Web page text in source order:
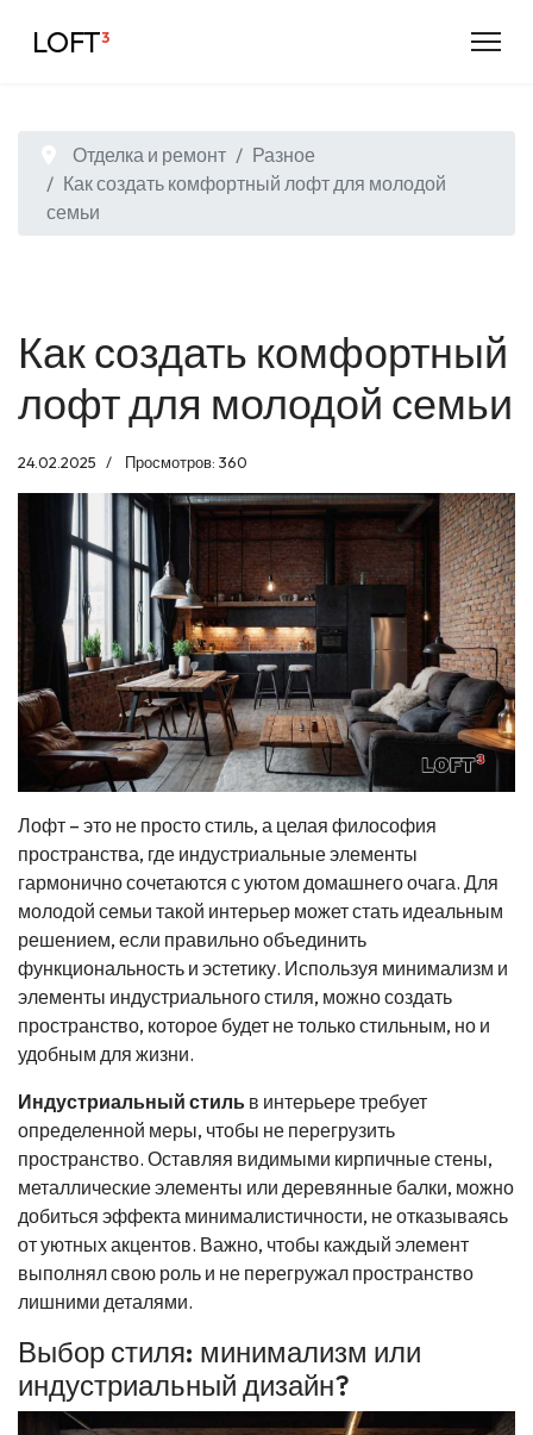
LOFT³
Отделка и ремонт
Разное
Как создать комфортный лофт для молодой
семьи
Как создать комфортный
лофт для молодой семьи
24.02.2025 Просмотров: 360
Лофт – это не просто стиль, а целая философия
пространства, где индустриальные элементы
гармонично сочетаются с уютом домашнего очага. Для
молодой семьи такой интерьер может стать идеальным
решением, если правильно объединить
функциональность и эстетику. Используя минимализм и
элементы индустриального стиля, можно создать
пространство, которое будет не только стильным, но и
удобным для жизни.
Индустриальный стиль в интерьере требует
определенной меры, чтобы не перегрузить
пространство. Оставляя видимыми кирпичные стены,
металлические элементы или деревянные балки, можно
добиться эффекта минималистичности, не отказываясь
от уютных акцентов. Важно, чтобы каждый элемент
выполнял свою роль и не перегружал пространство
лишними деталями.
Выбор стиля: минимализм или
индустриальный дизайн?